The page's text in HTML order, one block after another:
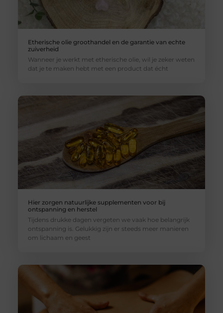
Etherische olie groothandel en de garantie van echte
zuiverheid
Wanneer je werkt met etherische olie, wil je zeker weten
dat je te maken hebt met een product dat écht
Hier zorgen natuurlijke supplementen voor bij
ontspanning en herstel
Tijdens drukke dagen vergeten we vaak hoe belangrijk
ontspanning is. Gelukkig zijn er steeds meer manieren
om lichaam en geest